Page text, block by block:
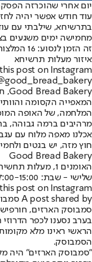
יום אחרי שהוכרזה
עוד חודש אפשר יהיה
בתרשיחא, שילבתי עם
מחמישה ימים משגעים
זה הזמן לנסוע: 16 המלצות משגעות בחיפה
איזור מעלות תרשיחא
post on Instagram
Good Bread Bakery, תרשיחא
המאפייה הקסומה
המלחמה, של האופה
מרהיבים ברמה גבוהה,
אכלנו מאפה מלוח עם
חוץ מזה, יש בגטים
Good Bread Bakery
האומנים 1, מעלות תחשיחא, 04-6588445
שלישי - שבת: 07:00-15:00
post on Instagram
A post shared by סמבוסק הארזים (@sambusk_harazim)
סמבוסק הארזים, חורפיש
בערב נסענו לכפר
הראשי ראינו מלא
הסמבוסק.
"סמבוסק הארזים" היה